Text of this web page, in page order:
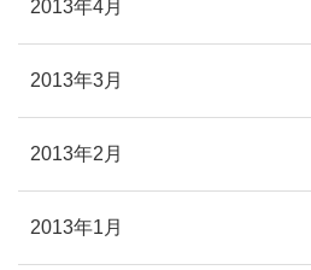
2013年4月
2013年3月
2013年2月
2013年1月